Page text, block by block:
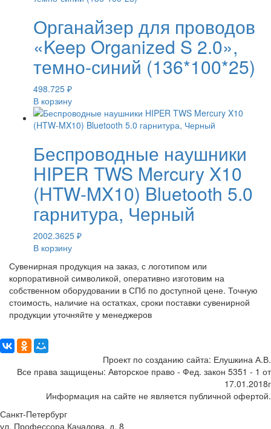
Органайзер для проводов
«Keep Organized S 2.0»,
темно-синий (136*100*25)
498.725 ₽
В корзину
Беспроводные наушники
HIPER TWS Mercury X10
(HTW-MX10) Bluetooth 5.0
гарнитура, Черный
2002.3625 ₽
В корзину
Сувенирная продукция на заказ, с логотипом или
корпоративной символикой, оперативно изготовим на
собственном оборудовании в СПб по доступной цене. Точную
стоимость, наличие на остатках, сроки поставки сувенирной
продукции уточняйте у менеджеров
Проект по созданию сайта: Елушкина А.В.
Все права защищены: Авторское право - Фед. закон 5351 - 1 от
17.01.2018г
Информация на сайте не является публичной офертой.
Санкт-Петербург
ул. Профессора Качалова, д. 8